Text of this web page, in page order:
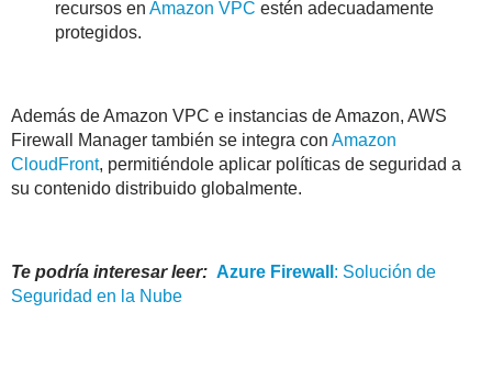
recursos en Amazon VPC estén adecuadamente
protegidos.
Además de Amazon VPC e instancias de Amazon, AWS
Firewall Manager también se integra con Amazon
CloudFront, permitiéndole aplicar políticas de seguridad a
su contenido distribuido globalmente.
Te podría interesar leer: Azure Firewall : Solución de
Seguridad en la Nube